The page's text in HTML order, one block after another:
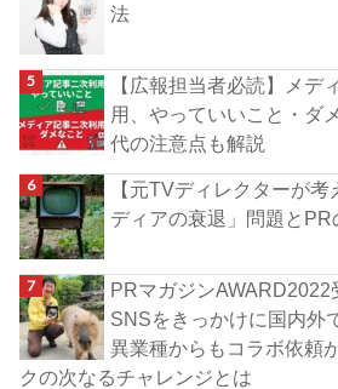
法
【広報担当者必読】メデ
用、やっていいこと・ダ
代の注意点も解説
【元TVディレクターが
ディアの衰退」問題とPR
PRマガジンAWARD2022
SNSをきっかけに国内外
異業種からもコラボ依頼
クの次なるチャレンジとは